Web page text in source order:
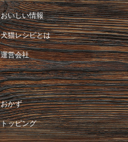
おいしい情報
犬猫レシピとは
運営会社
おかず
トッピング